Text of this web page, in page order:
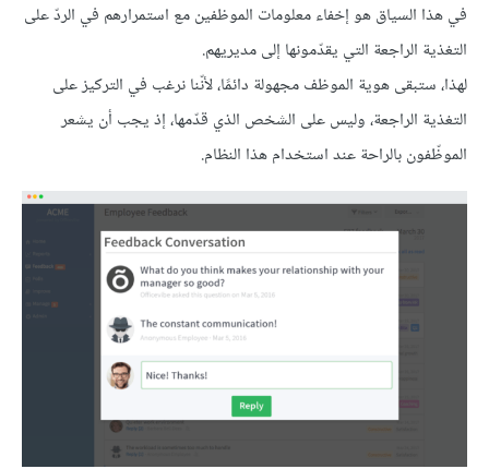
في هذا السياق هو إخفاء معلومات الموظفين مع استمرارهم في الردّ على
التغذية الراجعة التي يقدّمونها إلى مديريهم.
لهذا، ستبقى هوية الموظف مجهولة دائمًا، لأنّنا نرغب في التركيز على
التغذية الراجعة، وليس على الشخص الذي قدّمها، إذ يجب أن يشعر
الموظّفون بالراحة عند استخدام هذا النظام.